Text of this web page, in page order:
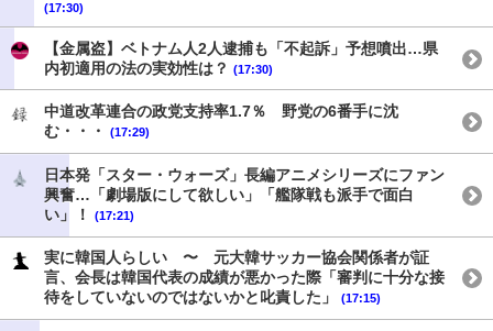
(17:30)
【金属盗】ベトナム人2人逮捕も「不起訴」予想噴出…県
内初適用の法の実効性は？ (17:30)
中道改革連合の政党支持率1.7％ 野党の6番手に沈
む・・・
(17:29)
日本発「スター・ウォーズ」長編アニメシリーズにファン
興奮…「劇場版にして欲しい」「艦隊戦も派手で面白
い」！
(17:21)
実に韓国人らしい 〜 元大韓サッカー協会関係者が証
言、会長は韓国代表の成績が悪かった際「審判に十分な接
待をしていないのではないかと叱責した」
(17:15)